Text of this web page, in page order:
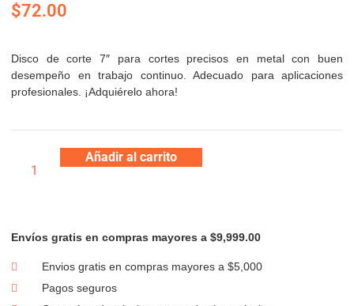
$72.00
Disco de corte 7″ para cortes precisos en metal con buen
desempeño en trabajo continuo. Adecuado para aplicaciones
profesionales. ¡Adquiérelo ahora!
Añadir al carrito
Envíos gratis en compras mayores a $9,999.00
Envios gratis en compras mayores a $5,000
Pagos seguros